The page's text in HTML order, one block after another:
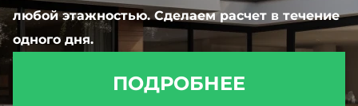
любой этажностью. Сделаем расчет в течение
одного дня.
ПОДРОБНЕЕ